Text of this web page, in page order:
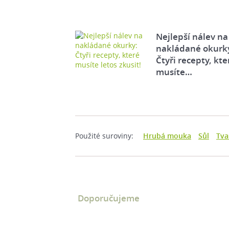
Nejlepší nálev na
nakládané
Čtyři recepty,
musíte…
Použité suroviny: Hrubá mouka Sůl
Doporučujeme